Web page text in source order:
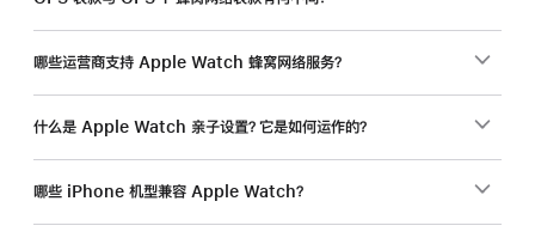
哪些运营商支持 Apple Watch 蜂窝网络服务？
什么是 Apple Watch 亲子设置？它是如何运作的？
哪些 iPhone 机型兼容 Apple Watch？